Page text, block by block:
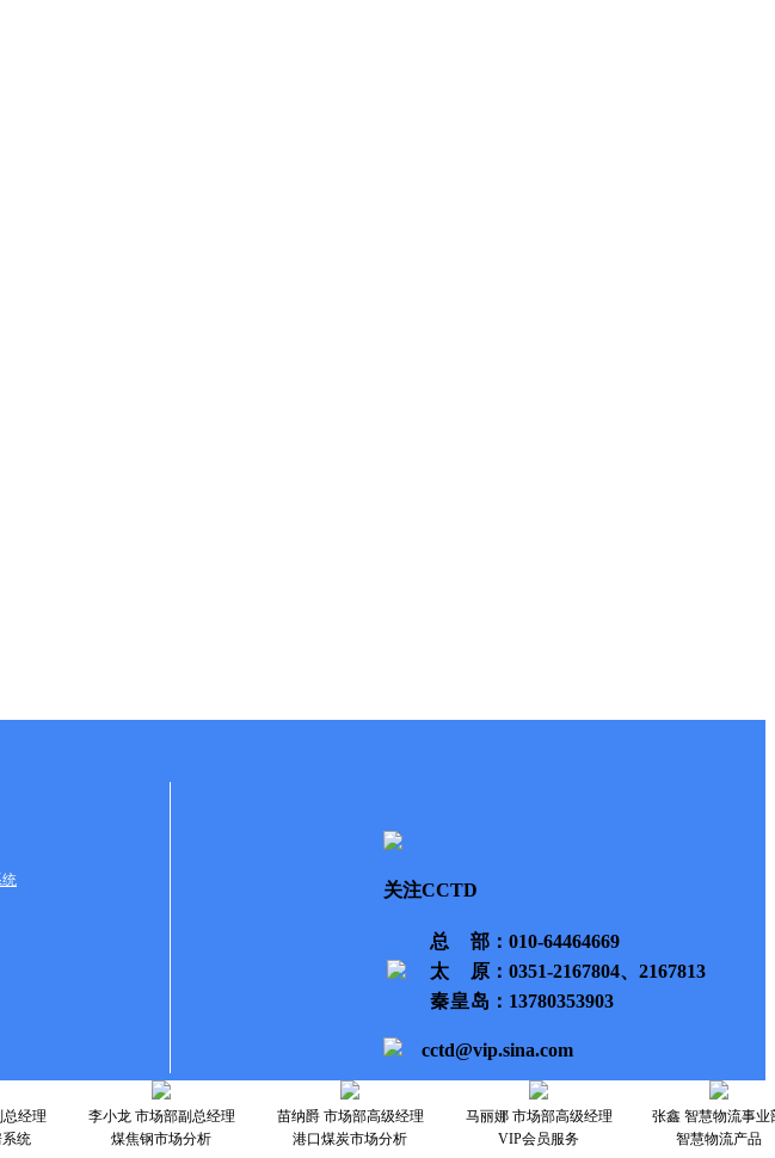
关注CCTD
总部 ：010-64464669
太原 ：0351-2167804、2167813
秦皇岛 ：13780353903
cctd@vip.sina.com
经理
统
李小龙 市场部副总经理
煤焦钢市场分析
苗纳爵 市场部高级经理
港口煤炭市场分析
马丽娜 市场部高级经理
VIP会员服务
张鑫 智慧物流事业
智慧物流产品